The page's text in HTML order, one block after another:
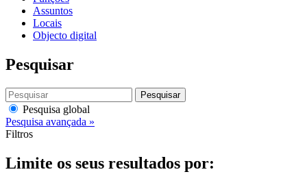
Assuntos
Locais
Objecto digital
Pesquisar
Pesquisar
Pesquisa global
Pesquisa avançada »
Filtros
Limite os seus resultados por: